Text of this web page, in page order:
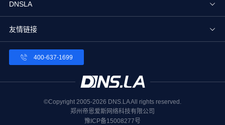
DNSLA
友情链接
400-637-1699
©Copyright 2005-2026 DNS.LA All rights reserved.
郑州帝恩爱斯网络科技有限公司
豫ICP备15008277号